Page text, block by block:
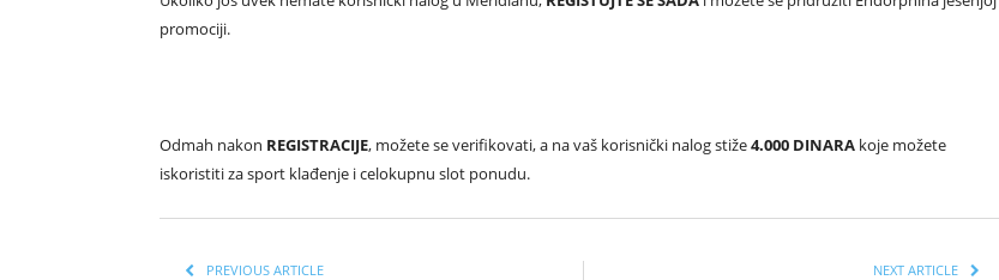
promociji.
Odmah nakon REGISTRACIJE, možete se verifikovati, a na vaš korisnički nalog stiže4.000 DINARA koje možete
iskoristiti za sport klađenje i celokupnu slot ponudu.
PREVIOUS ARTICLE NEXT ARTICLE